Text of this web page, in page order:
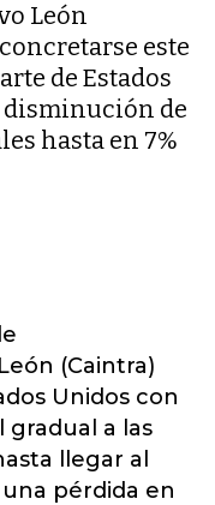
León
este
de Estados
de
hasta en 7%
(Caintra)
Unidos con
gradual a las
llegar al
pérdida en